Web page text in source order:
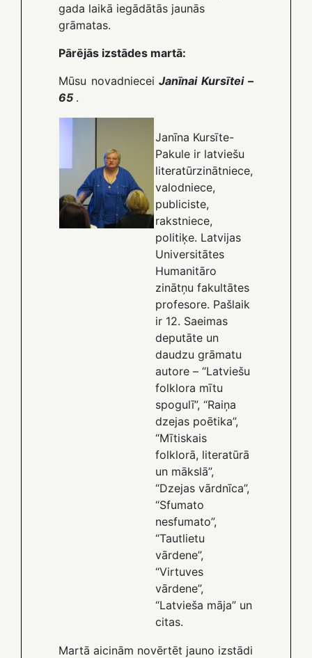
gada laikā iegādātās jaunās
grāmatas.
Pārējās izstādes martā:
Mūsu novadniecei Janīnai Kursītei –
65 .
Janīna Kursīte-
Pakule ir latviešu
literatūrzinātniece,
valodniece,
publiciste,
rakstniece,
politiķe. Latvijas
Universitātes
Humanitāro
zinātņu fakultātes
profesore. Pašlaik
ir 12. Saeimas
deputāte un
daudzu grāmatu
autore – “Latviešu
folklora mītu
spogulī”, “Raiņa
dzejas poētika”,
“Mītiskais
folklorā, literatūrā
un mākslā”,
“Dzejas vārdnīca”,
“Sfumato
nesfumato”,
“Tautlietu
vārdene”,
“Virtuves
vārdene”,
“Latvieša māja” un
citas.
Martā aicinām novērtēt jauno izstādi